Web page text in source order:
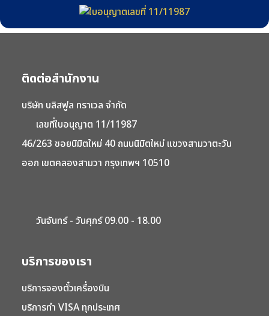
ติดต่อสำนักงาน
บริษัท บลิสฟูล ทราเวล จำกัด
เลขที่ใบอนุญาต 11/11987
46/263 ซอยนิมิตใหม่ 40 ถนนนิมิตใหม่ แขวงสามวาตะวัน
ออก เขตคลองสามวา กรุงเทพฯ 10510
วันจันทร์ - วันศุกร์ 09.00 - 18.00
บริการของเรา
บริการจองตั๋วเครื่องบิน
บริการทำ VISA ทุกประเทศ